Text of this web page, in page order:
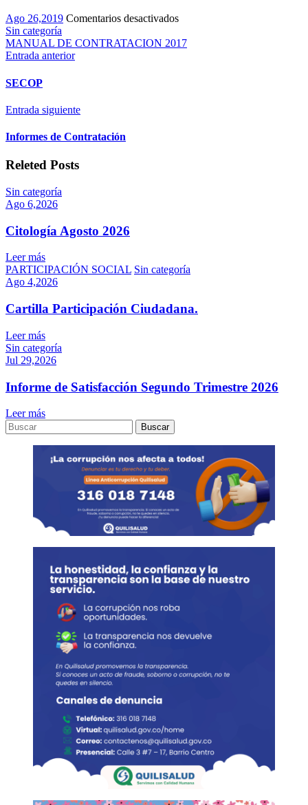
Ago 26,2019 Comentarios desactivadosen
de
Sin categoría
MANUAL DE CONTRATACION 2017
Entrada anterior
SECOP
Entrada siguiente
Informes de Contratación
Releted Posts
Sin categoría
Ago 6,2026
Citología Agosto 2026
Leer más
PARTICIPACIÓN SOCIAL Sin categoría
Ago 4,2026
Cartilla Participación Ciudadana.
Leer más
Sin categoría
Jul 29,2026
Informe de Satisfacción Segundo Trimestre 2026
Leer más